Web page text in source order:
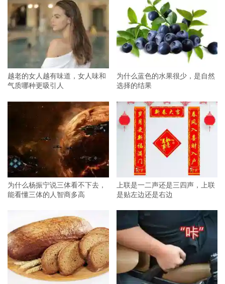
越老的女人越有味道，女人味和
气质哪种更吸引人
为什么蓝色的水果很少，是自然
选择的结果
为什么杨振宁说三体看不下去，
能看懂三体的人智商多高
上联是一二声还是三四声，上联
是贴左边还是右边